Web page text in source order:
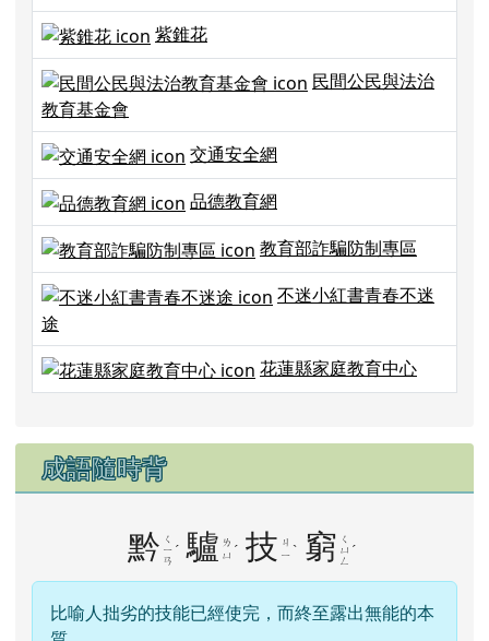
紫錐花
民間公民與法治
教育基金會
交通安全網
品德教育網
教育部詐騙防制專區
不迷小紅書青春不迷
途
花蓮縣家庭教育中心
成語隨時背
黔 ㄧ
ㄢ
驢 ㄩ
技 ㄧ
窮 ㄩ
ㄥ
比喻人拙劣的技能已經使完，而終至露出無能的本
質。